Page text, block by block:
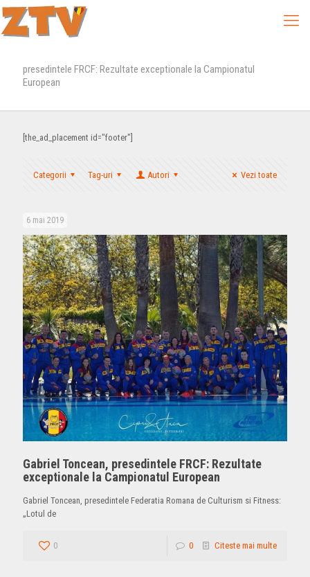
presedintele FRCF: Rezultate exceptionale la Campionatul
European
[the_ad_placement id="footer"]
Categorii Tag-uri Autori Vezi toate
6 mai 2019
Gabriel Toncean, presedintele FRCF: Rezultate
exceptionale la Campionatul European
Gabriel Toncean, presedintele Federatia Romana de Culturism si Fitness:
„Lotul de
0 0 Citeste mai multe